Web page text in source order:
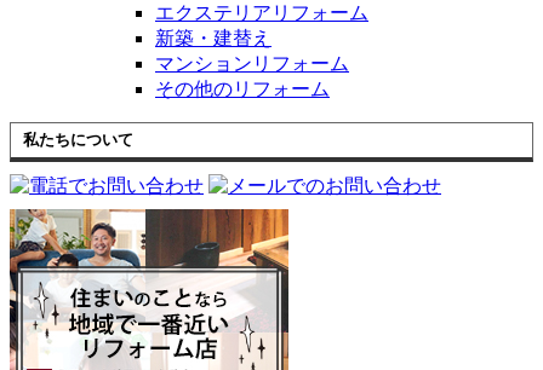
エクステリアリフォーム
新築・建替え
マンションリフォーム
その他のリフォーム
私たちについて